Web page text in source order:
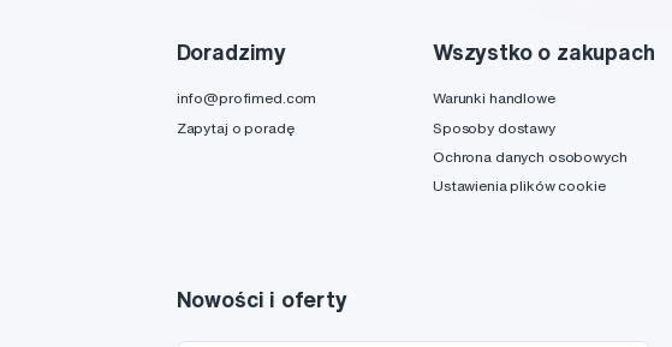
Doradzimy
info@profimed.com
Zapytaj o poradę
Wszystko o zakupach
Warunki handlowe
Sposoby dostawy
Ochrona danych osobowych
Ustawienia plików cookie
Nowości i oferty